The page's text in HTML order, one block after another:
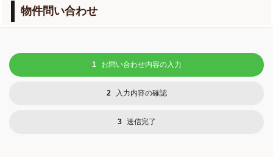
物件問い合わせ
1 お問い合わせ内容の入力
2 入力内容の確認
3 送信完了